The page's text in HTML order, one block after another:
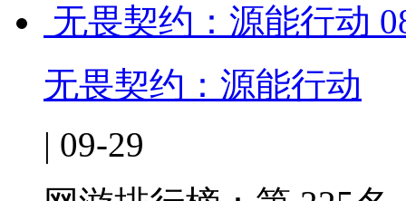
无畏契约：源能行动
无畏契约：源能行动
| 09-29